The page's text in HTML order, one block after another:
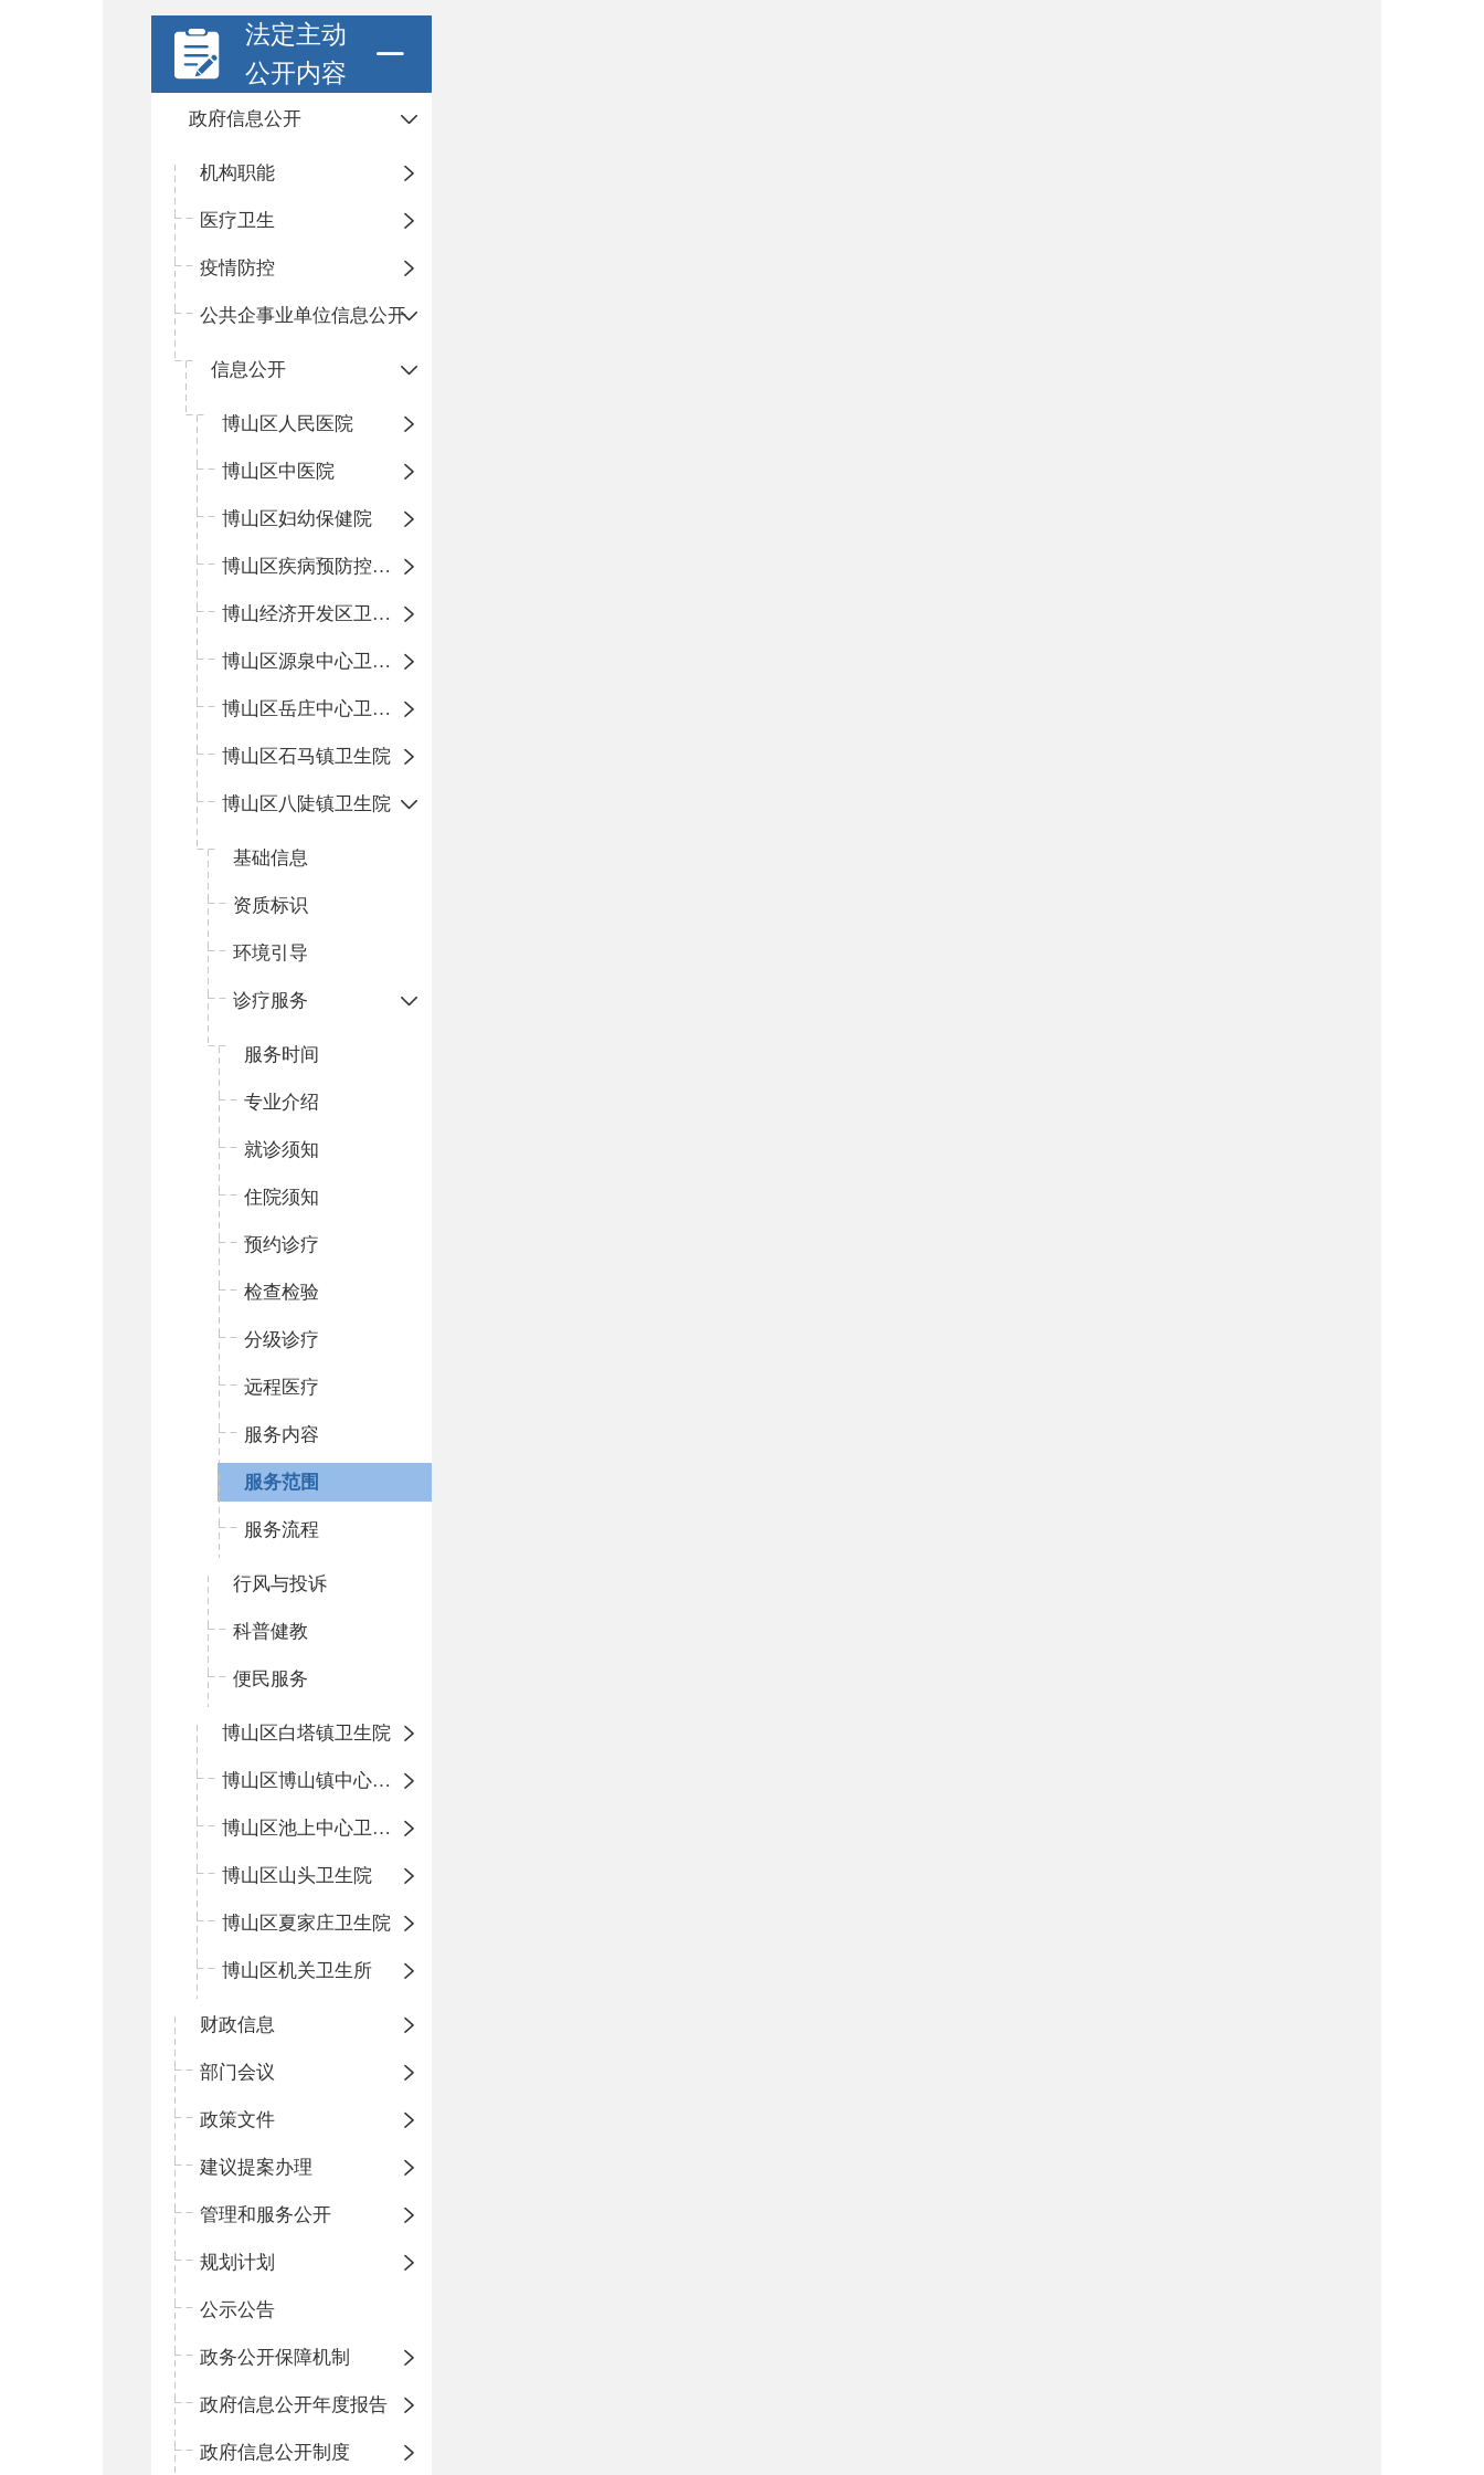
法定主动
公开内容
政府信息公开
机构职能
医疗卫生
疫情防控
公共企事业单位信息公开
信息公开
​博山区人民医院
博山区中医院
博山区妇幼保健院
博山区疾病预防控制中心
博山经济开发区卫生院
博山区源泉中心卫生院（博山区第二人民医院）
博山区岳庄中心卫生院
博山区石马镇卫生院
博山区八陡镇卫生院
基础信息
资质标识
环境引导
诊疗服务
服务时间
专业介绍
就诊须知
住院须知
预约诊疗
检查检验
分级诊疗
远程医疗
服务内容
服务范围
服务流程
行风与投诉
科普健教
便民服务
博山区白塔镇卫生院
博山区博山镇中心卫生院（南院区、北院区）
博山区池上中心卫生院
博山区山头卫生院
博山区夏家庄卫生院
博山区机关卫生所
财政信息
部门会议
政策文件
建议提案办理
管理和服务公开
规划计划
公示公告
政务公开保障机制
政府信息公开年度报告
政府信息公开制度